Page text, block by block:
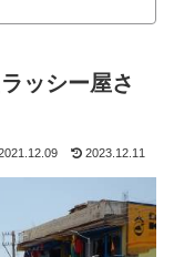
ッシー屋さ
2023.12.11